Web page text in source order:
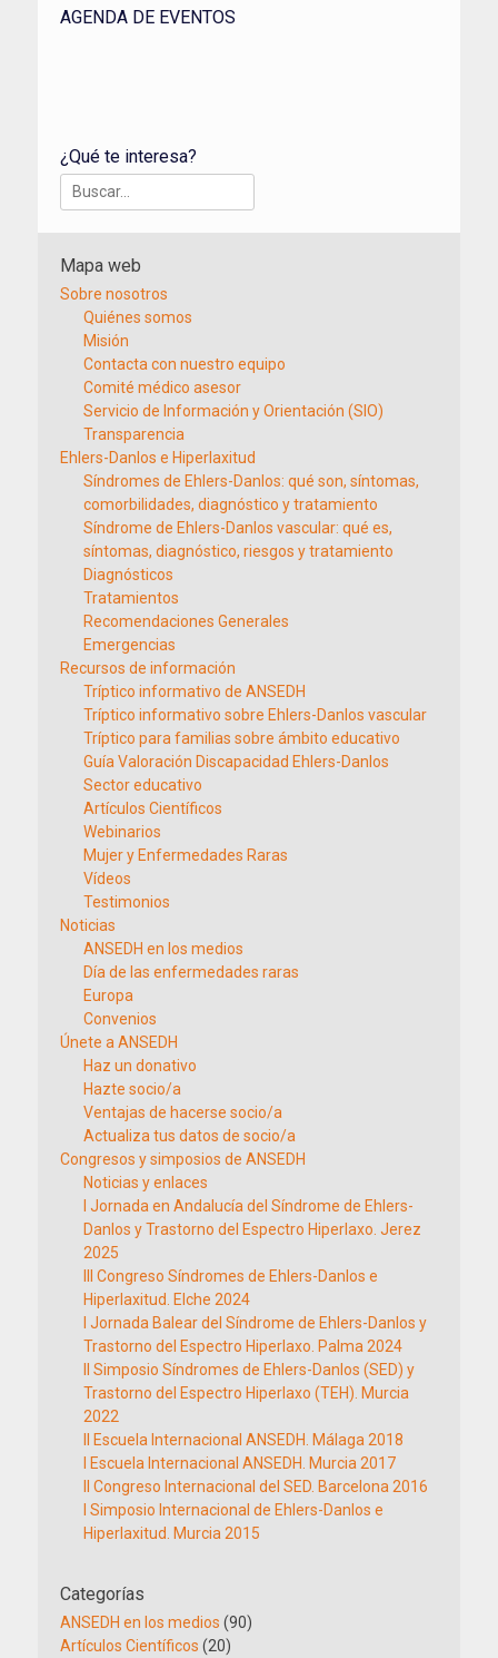
AGENDA DE EVENTOS
¿Qué te interesa?
Buscar:
Mapa web
Sobre nosotros
Quiénes somos
Misión
Contacta con nuestro equipo
Comité médico asesor
Servicio de Información y Orientación (SIO)
Transparencia
Ehlers-Danlos e Hiperlaxitud
Síndromes de Ehlers-Danlos: qué son, síntomas,
comorbilidades, diagnóstico y tratamiento
Síndrome de Ehlers-Danlos vascular: qué es,
síntomas, diagnóstico, riesgos y tratamiento
Diagnósticos
Tratamientos
Recomendaciones Generales
Emergencias
Recursos de información
Tríptico informativo de ANSEDH
Tríptico informativo sobre Ehlers-Danlos vascular
Tríptico para familias sobre ámbito educativo
Guía Valoración Discapacidad Ehlers-Danlos
Sector educativo
Artículos Científicos
Webinarios
Mujer y Enfermedades Raras
Vídeos
Testimonios
Noticias
ANSEDH en los medios
Día de las enfermedades raras
Europa
Convenios
Únete a ANSEDH
Haz un donativo
Hazte socio/a
Ventajas de hacerse socio/a
Actualiza tus datos de socio/a
Congresos y simposios de ANSEDH
Noticias y enlaces
I Jornada en Andalucía del Síndrome de Ehlers-
Danlos y Trastorno del Espectro Hiperlaxo. Jerez
2025
III Congreso Síndromes de Ehlers-Danlos e
Hiperlaxitud. Elche 2024
I Jornada Balear del Síndrome de Ehlers-Danlos y
Trastorno del Espectro Hiperlaxo. Palma 2024
II Simposio Síndromes de Ehlers-Danlos (SED) y
Trastorno del Espectro Hiperlaxo (TEH). Murcia
2022
II Escuela Internacional ANSEDH. Málaga 2018
I Escuela Internacional ANSEDH. Murcia 2017
II Congreso Internacional del SED. Barcelona 2016
I Simposio Internacional de Ehlers-Danlos e
Hiperlaxitud. Murcia 2015
Categorías
ANSEDH en los medios (90)
Artículos Científicos (20)